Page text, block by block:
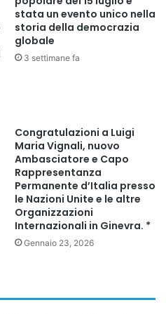
arabi durante il regno del
nel XX secolo. Ciò ha
mondiale
delle linee di sangue dei
Festival è diventato
mostrare il patrimonio
ruolo nel sostenere il
promuovere l’interesse
cavalli arabi egiziani,
la loro purezza e bellezza.
all’Egyptian Horse Festival
egiziana e la ricchezza
stata un evento unico nella
storia della democrazia
globale
3 settimane fa
Congratulazioni a Luigi
Maria Vignali, nuovo
Ambasciatore e Capo
Rappresentanza
Permanente d’Italia presso
le Nazioni Unite e le altre
Organizzazioni
Internazionali in Ginevra. *
Gennaio 23, 2026